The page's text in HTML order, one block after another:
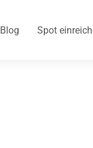
Blog Spot